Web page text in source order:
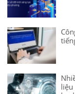
liệu